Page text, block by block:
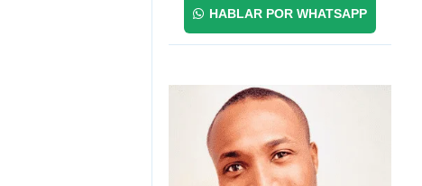
HABLAR POR WHATSAPP